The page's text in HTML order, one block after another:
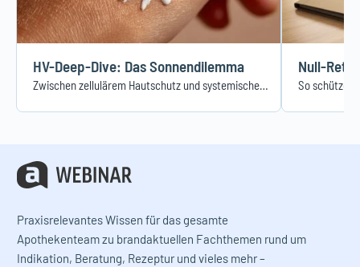
HV-Deep-Dive: Das Sonnendilemma
Zwischen zellulärem Hautschutz und systemischem Nutzen So schützen
Praxisrelevantes Wissen für das gesamte
Apothekenteam zu brandaktuellen Fachthemen rund um
Indikation, Beratung, Rezeptur und vieles mehr –